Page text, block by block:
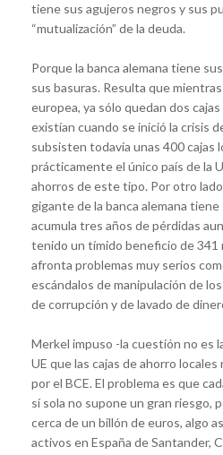
tiene sus agujeros negros y sus
“mutualización” de la deuda.
Porque la banca alemana tiene
sus basuras. Resulta que
europea, ya sólo quedan dos
existían cuando se inició la crisis
subsisten todavía unas 400 cajas
prácticamente el único país de la
ahorros de este tipo. Por otro
gigante de la banca alemana
acumula tres años de pérdidas
tenido un tímido beneficio de 341
afronta problemas muy serios
escándalos de manipulación de
de corrupción y de lavado de
Merkel impuso -la cuestión no es
UE que las cajas de ahorro
por el BCE. El problema es que
sí sola no supone un gran riesgo,
cerca de un billón de euros, algo
activos en España de Santander,